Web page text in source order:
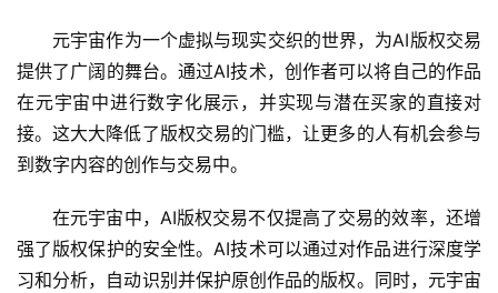
元宇宙作为一个虚拟与现实交织的世界，为AI版权交易
提供了广阔的舞台。通过AI技术，创作者可以将自己的作品
在元宇宙中进行数字化展示，并实现与潜在买家的直接对
接。这大大降低了版权交易的门槛，让更多的人有机会参与
到数字内容的创作与交易中。
在元宇宙中，AI版权交易不仅提高了交易的效率，还增
强了版权保护的安全性。AI技术可以通过对作品进行深度学
习和分析，自动识别并保护原创作品的版权。同时，元宇宙